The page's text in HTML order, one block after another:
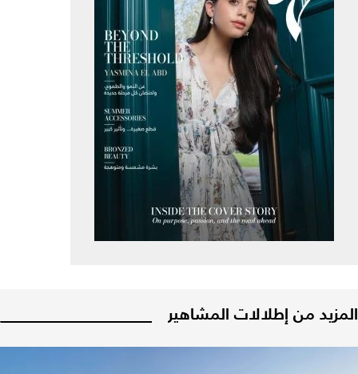
المزيد من إطلالات المشاهير